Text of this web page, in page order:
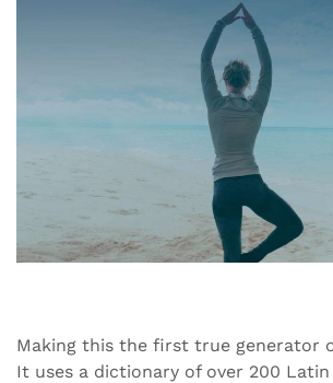
Making this the first true generator
It uses a dictionary of over 200